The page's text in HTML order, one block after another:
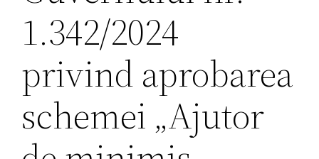
1.342/2024
privind aprobarea
schemei „Ajutor